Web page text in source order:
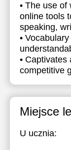
• The use
online tools
speaking,
•
•
competitive
Miejsce
U ucznia: